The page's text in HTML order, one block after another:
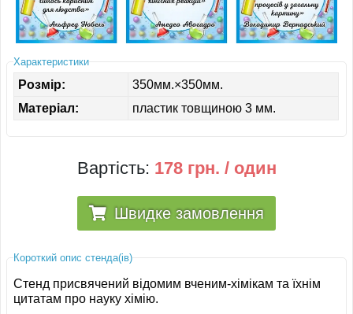
Характеристики
Розмір:
350мм.×350мм.
Матеріал:
пластик товщиною 3 мм.
Вартість: 178 грн. / один
Швидке замовлення
Короткий опис стенда(ів)
Стенд присвячений відомим вченим-хімікам та їхнім
цитатам про науку хімію.